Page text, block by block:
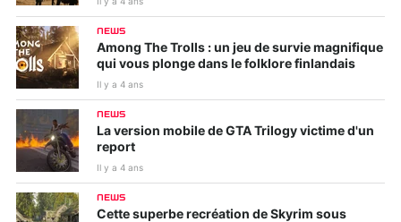
NEWS
Among The Trolls : un jeu de survie magnifique
qui vous plonge dans le folklore finlandais
Il y a 4 ans
NEWS
La version mobile de GTA Trilogy victime d'un
report
Il y a 4 ans
NEWS
Cette superbe recréation de Skyrim sous